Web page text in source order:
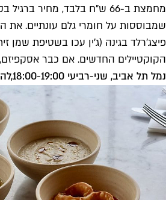
מחמצת ב-66 ש"ח בלבד,
הקוקטיילים החדשים. אם כבר
נמל תל אביב, שני-רביעי 18:00-19:00,